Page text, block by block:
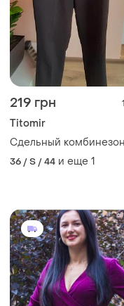
219 грн
Titomir
Сдельный комбинезон
36 / S / 44 и еще 1